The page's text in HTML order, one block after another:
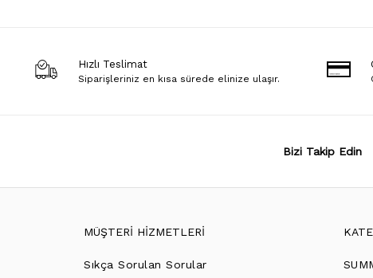
Hızlı Teslimat
Siparişleriniz en kısa sürede elinize ulaşır.
Bizi Takip Edin
MÜŞTERİ HİZMETLERİ
Sıkça Sorulan Sorular